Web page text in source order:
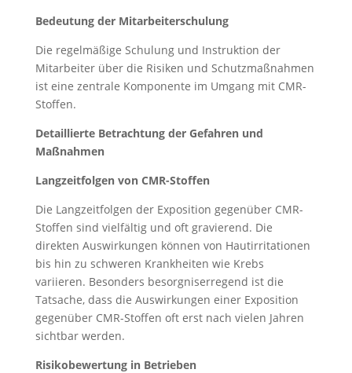
Bedeutung der Mitarbeiterschulung
Die regelmäßige Schulung und Instruktion der
Mitarbeiter über die Risiken und Schutzmaßnahmen
ist eine zentrale Komponente im Umgang mit CMR-
Stoffen.
Detaillierte Betrachtung der Gefahren und
Maßnahmen
Langzeitfolgen von CMR-Stoffen
Die Langzeitfolgen der Exposition gegenüber CMR-
Stoffen sind vielfältig und oft gravierend. Die
direkten Auswirkungen können von Hautirritationen
bis hin zu schweren Krankheiten wie Krebs
variieren. Besonders besorgniserregend ist die
Tatsache, dass die Auswirkungen einer Exposition
gegenüber CMR-Stoffen oft erst nach vielen Jahren
sichtbar werden.
Risikobewertung in Betrieben